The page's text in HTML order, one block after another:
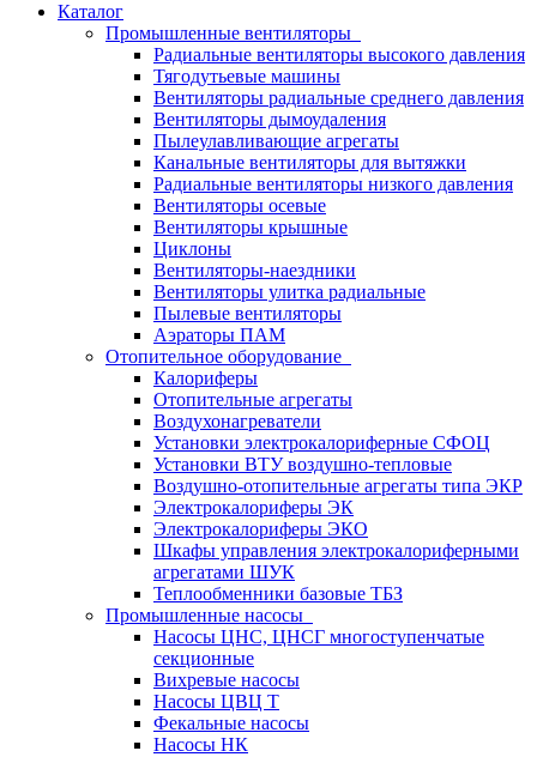
Каталог
Промышленные вентиляторы
Радиальные вентиляторы высокого давления
Тягодутьевые машины
Вентиляторы радиальные среднего давления
Вентиляторы дымоудаления
Пылеулавливающие агрегаты
Канальные вентиляторы для вытяжки
Радиальные вентиляторы низкого давления
Вентиляторы осевые
Вентиляторы крышные
Циклоны
Вентиляторы-наездники
Вентиляторы улитка радиальные
Пылевые вентиляторы
Аэраторы ПАМ
Отопительное оборудование
Калориферы
Отопительные агрегаты
Воздухонагреватели
Установки электрокалориферные СФОЦ
Установки ВТУ воздушно-тепловые
Воздушно-отопительные агрегаты типа ЭКР
Электрокалориферы ЭК
Электрокалориферы ЭКО
Шкафы управления электрокалориферными
агрегатами ШУК
Теплообменники базовые ТБЗ
Промышленные насосы
Насосы ЦНС, ЦНСГ многоступенчатые
секционные
Вихревые насосы
Насосы ЦВЦ Т
Фекальные насосы
Насосы НК